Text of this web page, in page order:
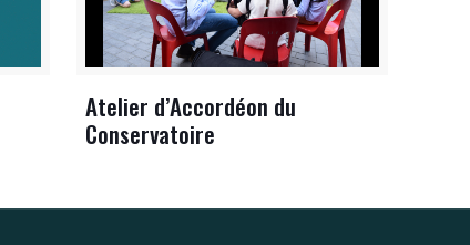
Atelier d’Accordéon du
Conservatoire